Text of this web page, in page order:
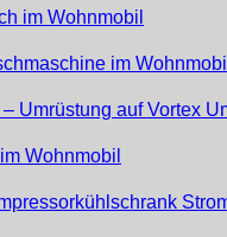
im Wohnmobil
im Wohnmobil
Umrüstung auf Vortex
Wohnmobil